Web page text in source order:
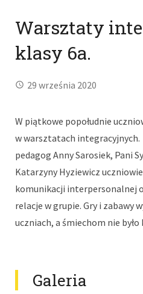
Warsztaty
klasy 6a.
29 września 2020
W piątkowe popołudnie
w warsztatach
pedagog Anny Sarosiek, Pani
Katarzyny Hyziewicz
komunikacji interpersonalnej
relacje w grupie. Gry i zabawy
uczniach, a śmiechom nie było
Galeria